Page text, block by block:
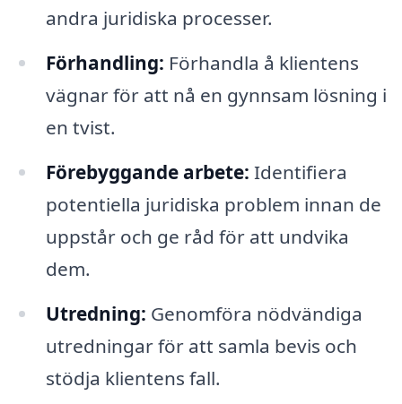
andra juridiska processer.
Förhandling: Förhandla å klientens
vägnar för att nå en gynnsam lösning i
en tvist.
Förebyggande arbete: Identifiera
potentiella juridiska problem innan de
uppstår och ge råd för att undvika
dem.
Utredning: Genomföra nödvändiga
utredningar för att samla bevis och
stödja klientens fall.